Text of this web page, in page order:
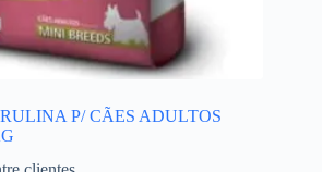
P/ CÃES ADULTOS